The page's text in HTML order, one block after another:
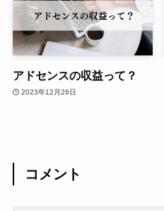
アドセンスの収益って？
2023年12月26日
コメント